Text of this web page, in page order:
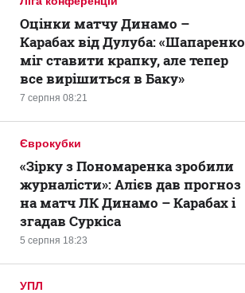
7 серпня 08:21
Оцінки матчу Динамо –
Карабах від Дулуба: «Шапаренко
міг ставити крапку, але тепер
все вирішиться в Баку»
Єврокубки
5 серпня 18:23
«Зірку з Пономаренка зробили
журналісти»: Алієв дав прогноз
на матч ЛК Динамо – Карабах і
згадав Суркіса
УПЛ